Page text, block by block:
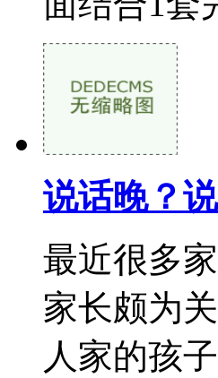
说话晚？
最近很多
家长颇为
人家的孩